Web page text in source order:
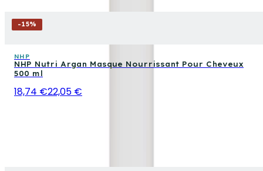
-15%
NHP
NHP Nutri Argan Masque Nourrissant Pour Cheveux
500 ml
18,74 €22,05 €